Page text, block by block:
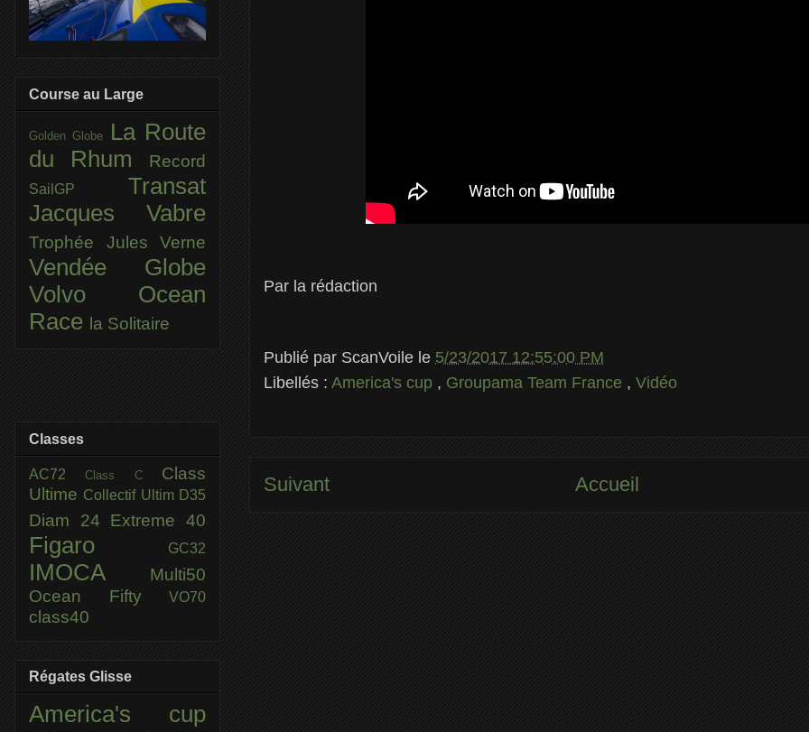
Par la rédaction
Publié par ScanVoile le 5/23/2017 12:55:00 PM
Libellés : America's cup , Groupama Team France , Vidéo
Suivant Accueil
Course au Large
Golden Globe
La Route
du Rhum
Record
SailGP Transat
Jacques Vabre
Trophée Jules Verne
Vendée Globe
Volvo Ocean
Race la Solitaire
Classes
AC72Class C Class
Ultime Collectif Ultim D35
Diam 24 Extreme 40
Figaro GC32
IMOCA
Multi50
Ocean Fifty
VO70
class40
Régates Glisse
America's cup